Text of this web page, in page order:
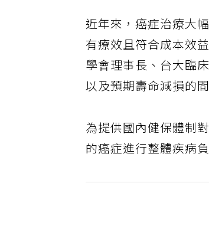
近年來，癌症治療大
有療效且符合成本效
學會理事長、台大臨
以及預期壽命減損的
為提供國內健保體制
的癌症進行整體疾病